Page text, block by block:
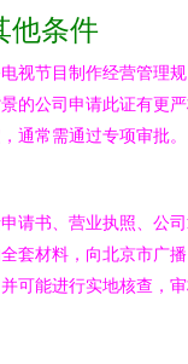
他条件
视节目制作经营管理规
的公司申请此证有更
通常需通过专项审批。
请书、营业执照、公
套材料，向北京市广
可能进行实地核查，